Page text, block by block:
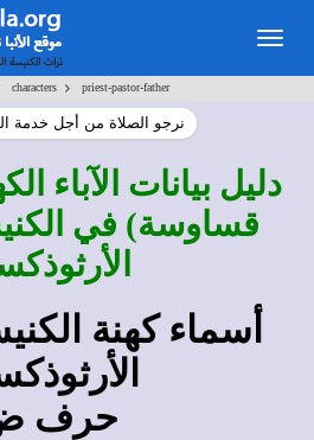
characters> priest-pastor-father
نرجو الصلاة من أجل خدمة
دليل بيانات الآباء
قساوسة) في
أسماء كهنة
حرف